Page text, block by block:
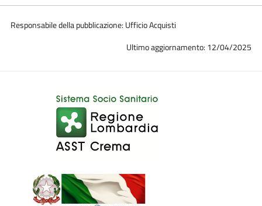
Responsabile della pubblicazione: Ufficio Acquisti
Ultimo aggiornamento: 12/04/2025